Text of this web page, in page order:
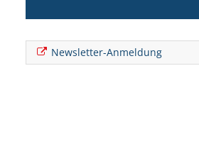
Newsletter-Anmeldung